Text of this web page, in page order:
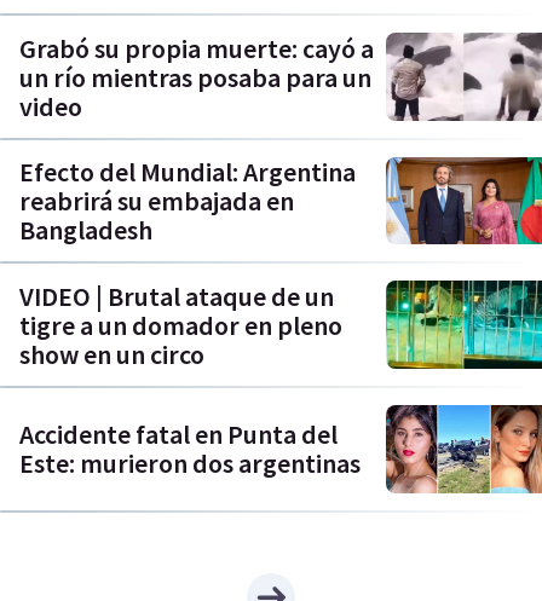
Grabó su propia muerte: cayó a
un río mientras posaba para un
video
Efecto del Mundial: Argentina
reabrirá su embajada en
Bangladesh
VIDEO | Brutal ataque de un
tigre a un domador en pleno
show en un circo
Accidente fatal en Punta del
Este: murieron dos argentinas